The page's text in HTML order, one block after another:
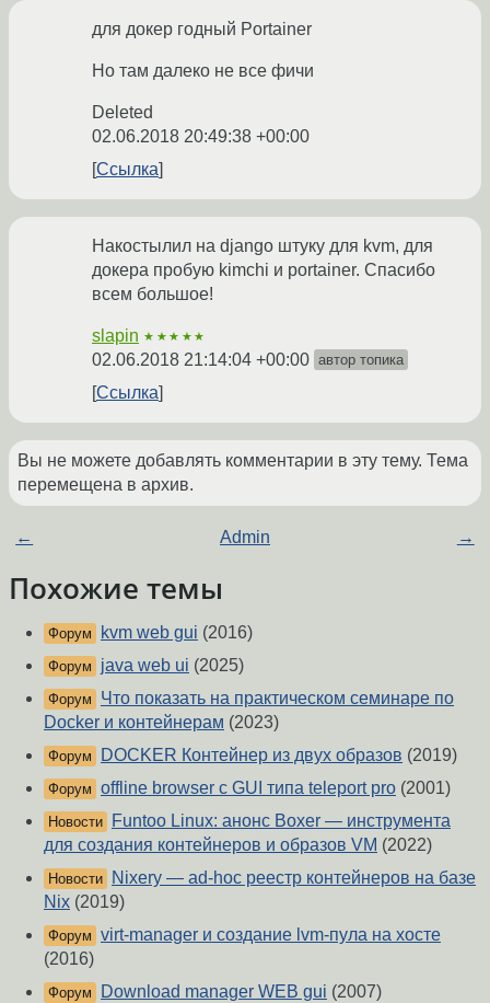
для докер годный Portainer
Но там далеко не все фичи
Deleted
02.06.2018 20:49:38 +00:00
Ссылка
Накостылил на django штуку для kvm, для
докера пробую kimchi и portainer. Спасибо
всем большое!
slapin ★★★★★
02.06.2018 21:14:04 +00:00 автор топика
Ссылка
Вы не можете добавлять комментарии в эту тему. Тема
перемещена в архив.
← Admin →
Похожие темы
Форум kvm web gui (2016)
Форум java web ui (2025)
Форум
Что показать на практическом семинаре по
Docker и контейнерам (2023)
Форум DOCKER Контейнер из двух образов (2019)
Форум offline browser с GUI типа teleport pro (2001)
Новости
Funtoo Linux: анонс Boxer — инструмента
для создания контейнеров и образов VM (2022)
Новости
Nixery ― ad-hoc реестр контейнеров на базе
Nix (2019)
Форум virt-manager и создание lvm-пула на хосте
(2016)
Форум Download manager WEB gui (2007)